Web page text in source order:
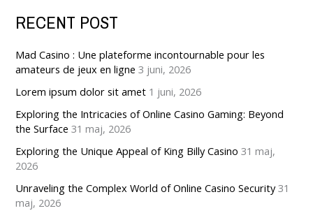
RECENT POST
Mad Casino : Une plateforme incontournable pour les
amateurs de jeux en ligne 3 juni, 2026
Lorem ipsum dolor sit amet 1 juni, 2026
Exploring the Intricacies of Online Casino Gaming: Beyond
the Surface 31 maj, 2026
Exploring the Unique Appeal of King Billy Casino 31 maj,
2026
Unraveling the Complex World of Online Casino Security 31
maj, 2026